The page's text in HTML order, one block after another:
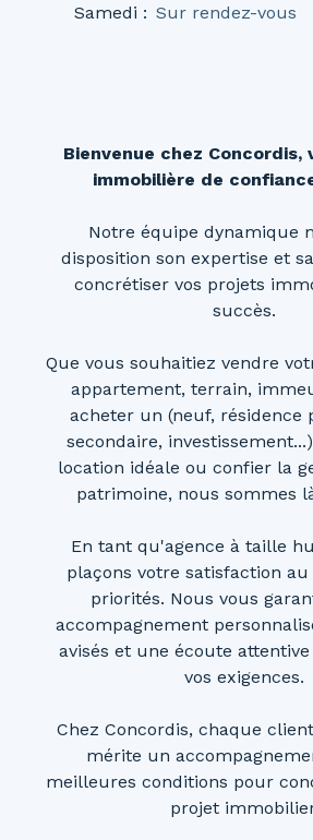
Samedi : Sur rendez-vous
Bienvenue chez Concordis,
immobilière de
Notre équipe dynamique
disposition son expertise et
concrétiser vos projets
succès.
Que vous souhaitiez vendre
appartement, terrain,
acheter un (neuf, résidence
secondaire,
location idéale ou confier la
patrimoine, nous sommes
En tant qu'agence à taille
plaçons votre satisfaction
priorités. Nous vous
accompagnement
avisés et une écoute
vos exigences.
Chez Concordis, chaque
mérite un
meilleures conditions pour
projet